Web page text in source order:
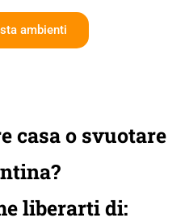
ambienti
casa o svuotare
liberarti di: